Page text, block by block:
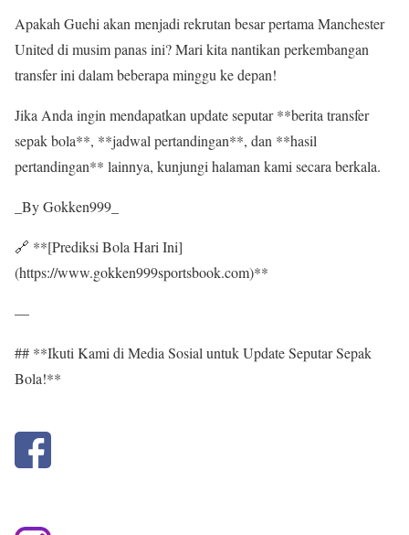
Apakah Guehi akan menjadi rekrutan besar pertama Manchester
United di musim panas ini? Mari kita nantikan perkembangan
transfer ini dalam beberapa minggu ke depan!
Jika Anda ingin mendapatkan update seputar **berita transfer
sepak bola**, **jadwal pertandingan**, dan **hasil
pertandingan** lainnya, kunjungi halaman kami secara berkala.
_By Gokken999_
🔗 **[Prediksi Bola Hari Ini]
(https://www.gokken999sportsbook.com)**
—
## **Ikuti Kami di Media Sosial untuk Update Seputar Sepak
Bola!**